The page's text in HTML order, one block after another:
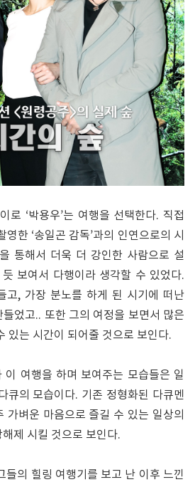
로 ‘박용우’는 여행을 선택한다. 직접
한 ‘송일곤 감독’과의 인연으로의 시
통해서 더욱 더 강인한 사람으로 설
보여서 다행이라 생각할 수 있었다.
고, 가장 분노를 하게 된 시기에 떠난
었고.. 또한 그의 여정을 보면서 많은
있는 시간이 되어줄 것으로 보인다.
이 여행을 하며 보여주는 모습들은 일
큐의 모습이다. 기존 정형화된 다큐멘
가벼운 마음으로 즐길 수 있는 일상의
제 시킬 것으로 보인다.
들의 힐링 여행기를 보고 난 이후 느낀